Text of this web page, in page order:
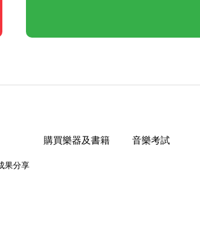
果分享
購買樂器及書籍 音樂考試